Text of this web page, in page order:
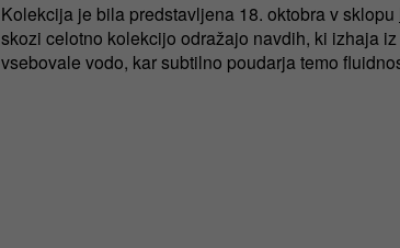
Kolekcija je bila predstavljena 18. oktobra v sklopu
skozi celotno kolekcijo odražajo navdih, ki izhaja
vsebovale vodo, kar subtilno poudarja temo